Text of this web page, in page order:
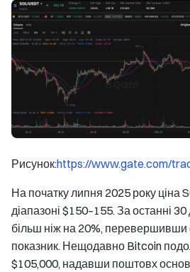
Рисунок:https://www.gate.com/
На початку липня 2025 року ціна
діапазоні $150–155. За останні
більш ніж на 20%, перевершивши
показник. Нещодавно Bitcoin
$105,000, надавши поштовх